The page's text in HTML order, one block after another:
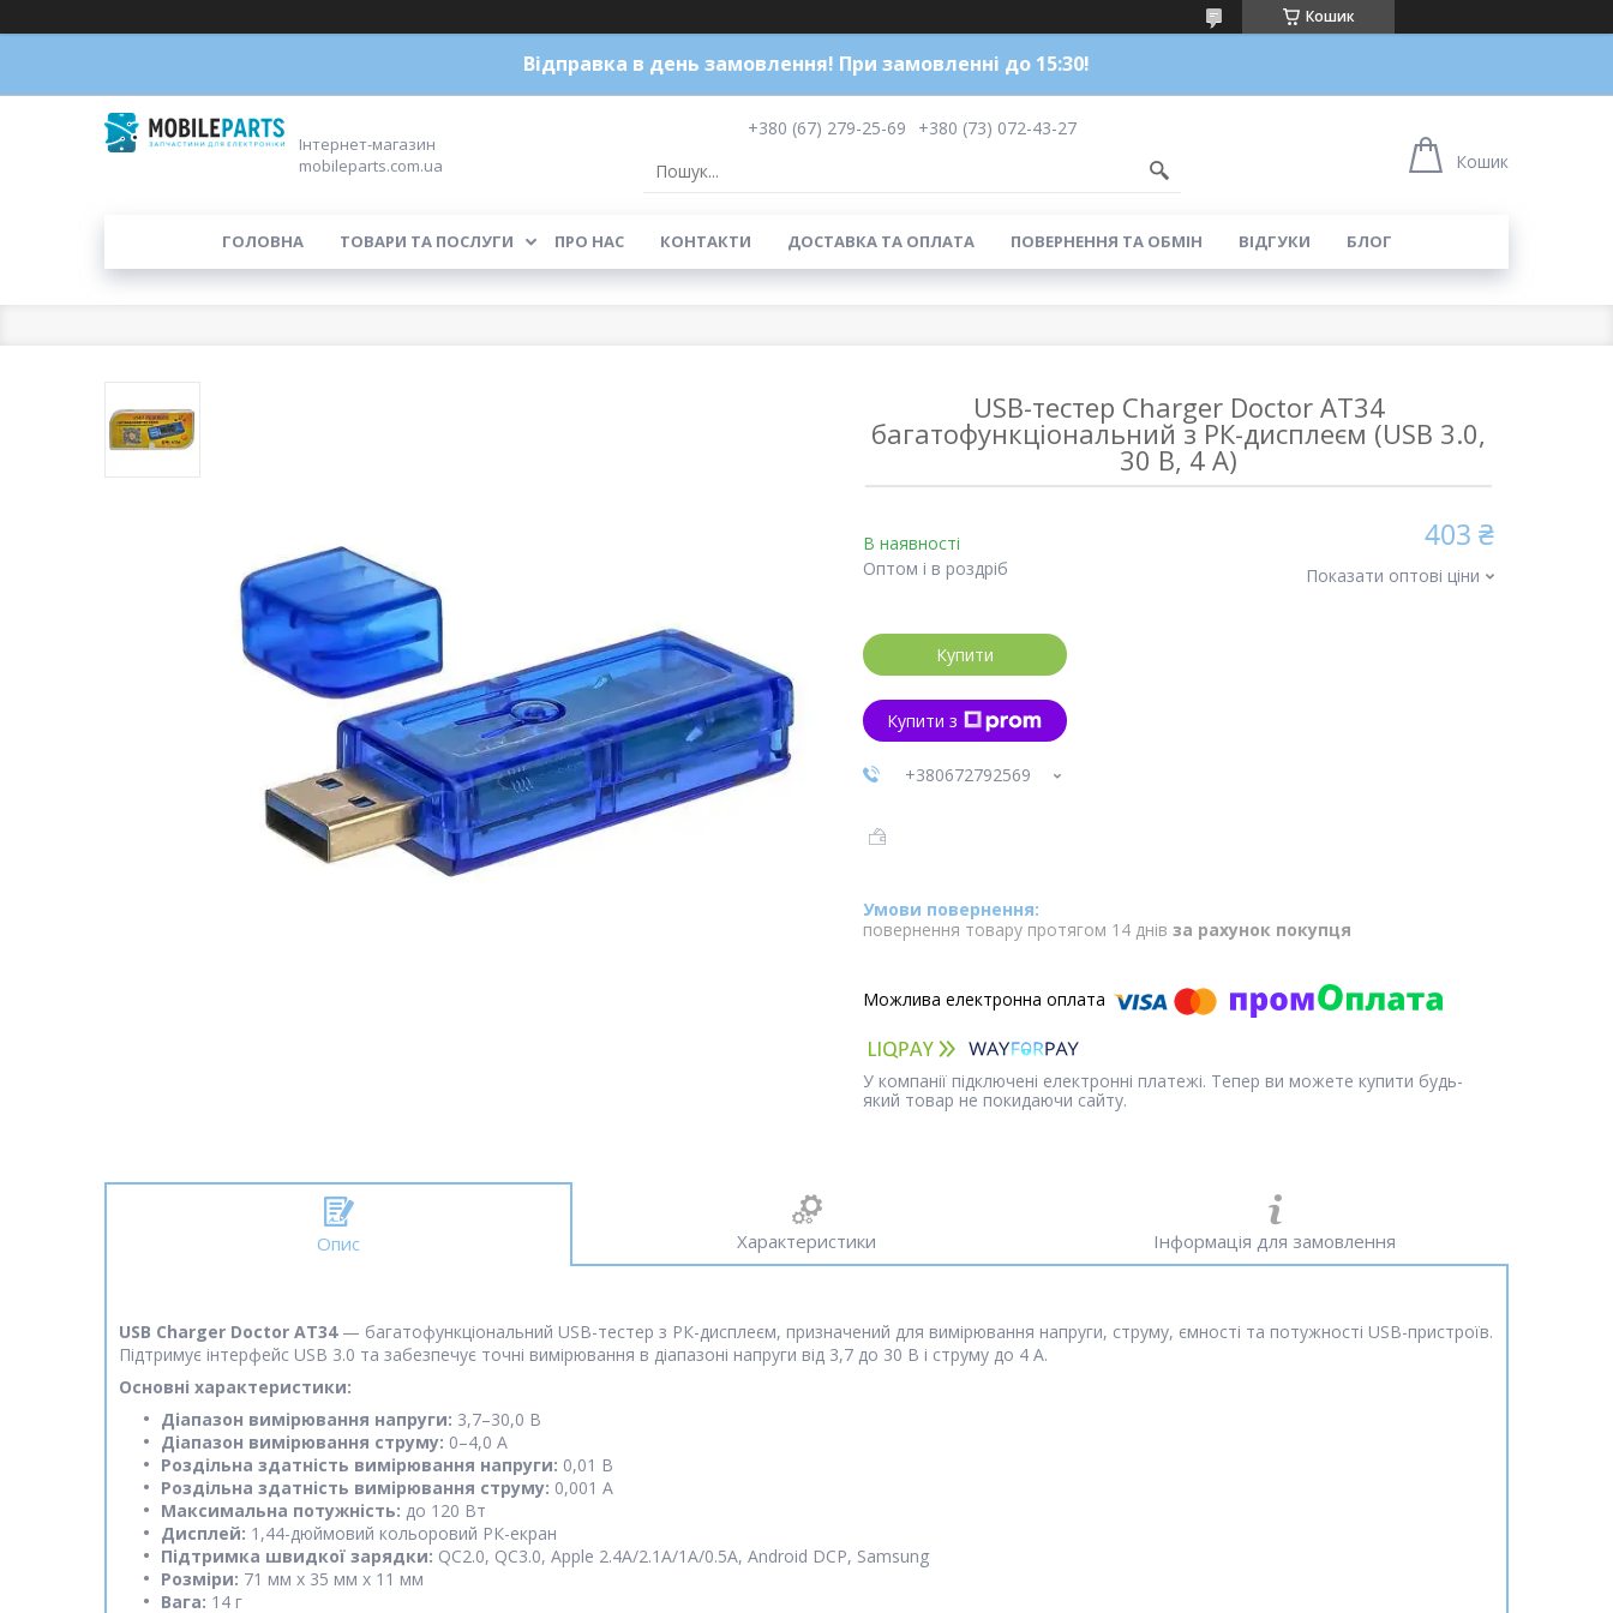
Кошик
Відправка в день замовлення! При замовленні до 15:30!
Інтернет-магазин
mobileparts.com.ua
+380 (67) 279-25-69
+380 (73) 072-43-27
Кошик
ГОЛОВНА ТОВАРИ ТА ПОСЛУГИ ПРО НАС КОНТАКТИ ДОСТАВКА ТА ОПЛАТА ПОВЕРНЕННЯ ТА ОБМІН ВІДГУКИ БЛОГ
USB-тестер Charger Doctor AT34
багатофункціональний з РК-дисплеєм (USB 3.0,
30 В, 4 А)
В наявності
Оптом і в роздріб
403 ₴
Показати оптові ціни
Купити
Купити з
+380672792569
повернення товару протягом 14 днів за рахунок покупця
У компанії підключені електронні платежі. Тепер ви можете купити будь-
який товар не покидаючи сайту.
Опис Характеристики Інформація для замовлення
USB Charger Doctor AT34— багатофункціональний USB-тестер з РК-дисплеєм, призначений для вимірювання напруги, струму, ємності та потужності USB-пристроїв.
Підтримує інтерфейс USB 3.0 та забезпечує точні вимірювання в діапазоні напруги від 3,7 до 30 В і струму до 4 А.
Основні характеристики:
Діапазон вимірювання напруги: 3,7–30,0 В
Діапазон вимірювання струму: 0–4,0 А
Роздільна здатність вимірювання напруги: 0,01 В
Роздільна здатність вимірювання струму: 0,001 А
Максимальна потужність: до 120 Вт
Дисплей: 1,44-дюймовий кольоровий РК-екран
Підтримка швидкої зарядки: QC2.0, QC3.0, Apple 2.4A/2.1A/1A/0.5A, Android DCP, Samsung
Розміри: 71 мм x 35 мм x 11 мм
Вага: 14 г